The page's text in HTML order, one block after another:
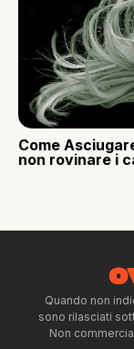
Come
non rovinare i
Quando non
sono rilasciati
Non